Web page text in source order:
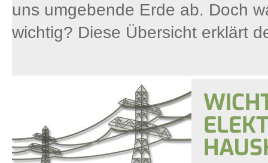
uns umgebende Erde ab. Doch
wichtig? Diese Übersicht erklärt